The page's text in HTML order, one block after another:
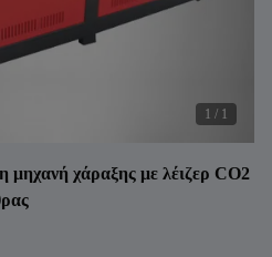
1 / 1
χάραξης με λέιζερ CO2